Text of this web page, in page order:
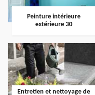
Peinture intérieure
extérieure 30
Entretien et nettoyage de